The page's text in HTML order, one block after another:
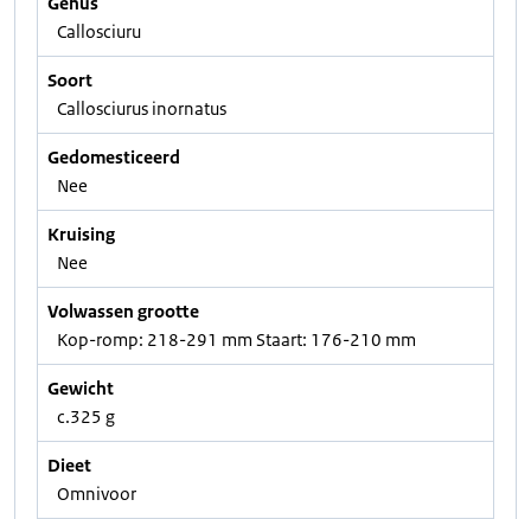
Callosciuru
Soort
Callosciurus inornatus
Gedomesticeerd
Nee
Kruising
Nee
Volwassen grootte
Kop-romp: 218-291 mm Staart: 176-210 mm
Gewicht
c.325 g
Dieet
Omnivoor